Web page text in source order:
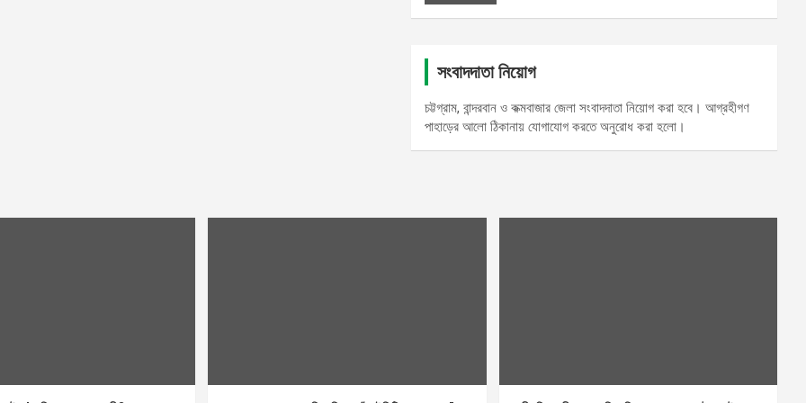
সংবাদদাতা নিয়োগ
চট্টগ্রাম, বান্দরবান ও কক্মবাজার জেলা সংবাদদাতা নিয়োগ করা হবে। আগ্রহীগণ
পাহাড়ের আলো ঠিকানায় যোগাযোগ করতে অনুরোধ করা হলো।